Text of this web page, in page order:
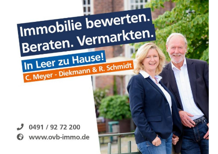
Gene­ra­tio­nen.“ Gera­de die Jüngs­ten in unse­rer Gesell­
schaft sei­en durch geschlos­se­ne Schu­len und Kitas mas­
siv betrof­fen. „Der Lock­down hat mas­si­ve Spät­fol­gen.
Umso drin­gen­der braucht es jetzt einen neu­en Stra­te­
gie­an­satz“, sagt Linnemann.
Dar­über hin­aus fass­te der MIT-Bun­des­vor­stand zwei
wei­te­re Beschlüs­se zum Schutz des Hotel- und Gast­stät­
ten­ge­wer­bes sowie des Ein­zel­han­dels in den Innen­städ­
ten. Die Außen­gas­tro­no­mie muss nach Ansicht der MIT
sofort unter strik­ten Auf­la­gen öff­nen dürfen.